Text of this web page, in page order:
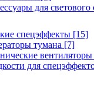
для светового
спецэффекты [15]
тумана [7]
вентиляторы
для